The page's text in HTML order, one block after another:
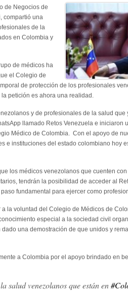
de Negocios de
compartió una
de la
en Colombia y
de médicos ha
el Colegio de
de protección de los profesionales
petición es ahora una realidad.
y de profesionales de la salud que
llamado Retos Venezuela e iniciaron
Médico de Colombia. Con el apoyo de
e instituciones del estado colombiano hoy
los médicos venezolanos que cuenten
tendrán la posibilidad de acceder al
fundamental para ejercer como
la voluntad del Colegio de Médicos de
especial a la sociedad civil
una demostración de que unidos y
a Colombia por el apoyo brindado en
salud venezolanos que están en